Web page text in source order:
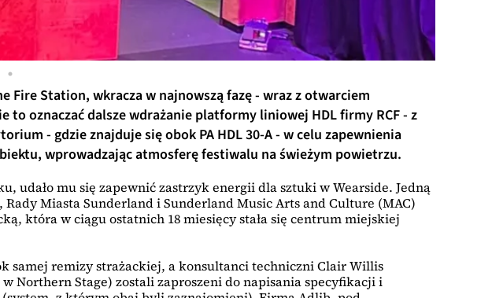
Station, wkracza w najnowszą fazę - wraz z otwarciem
oznaczać dalsze wdrażanie platformy liniowej HDL firmy RCF - z
- gdzie znajduje się obok PA HDL 30-A - w celu zapewnienia
wprowadzając atmosferę festiwalu na świeżym powietrzu.
udało mu się zapewnić zastrzyk energii dla sztuki w Wearside. Jedną
Miasta Sunderland i Sunderland Music Arts and Culture (MAC)
która w ciągu ostatnich 18 miesięcy stała się centrum miejskiej
samej remizy strażackiej, a konsultanci techniczni Clair Willis
Northern Stage) zostali zaproszeni do napisania specyfikacji i